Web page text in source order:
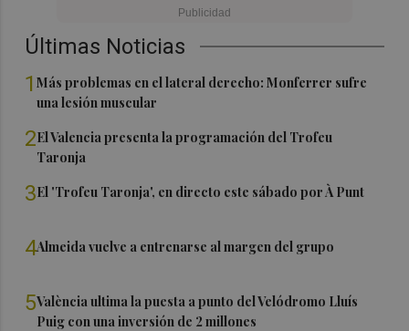
Últimas Noticias
1Más problemas en el lateral derecho: Monferrer sufre
una lesión muscular
2El Valencia presenta la programación del Trofeu
Taronja
3El 'Trofeu Taronja', en directo este sábado por À Punt
4Almeida vuelve a entrenarse al margen del grupo
5València ultima la puesta a punto del Velódromo Lluís
Puig con una inversión de 2 millones